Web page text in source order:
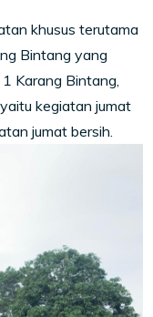
khusus terutama
Bintang yang
Karang Bintang,
kegiatan jumat
jumat bersih.